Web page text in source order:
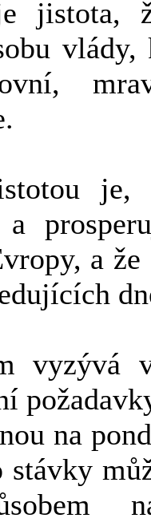
jistota,
je,
a
a
vyzývá
na
stávky